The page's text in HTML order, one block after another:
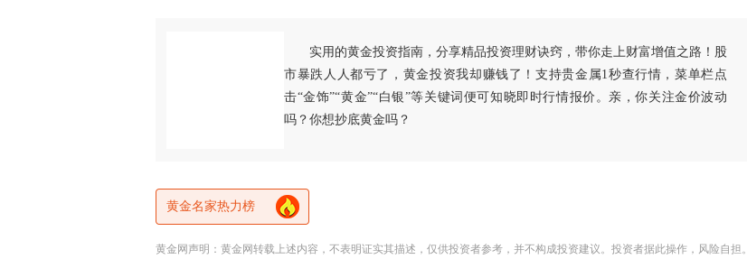
实用的黄金投资指南，分享精品投资理财诀窍，带你走上财富增值之路！股
市暴跌人人都亏了，黄金投资我却赚钱了！支持贵金属1秒查行情，菜单栏点
击“金饰”“黄金”“白银”等关键词便可知晓即时行情报价。亲，你关注金价波动
吗？你想抄底黄金吗？
黄金名家热力榜
黄金网声明：黄金网转载上述内容，不表明证实其描述，仅供投资者参考，并不构成投资建议。投资者据此操作，风险自担。